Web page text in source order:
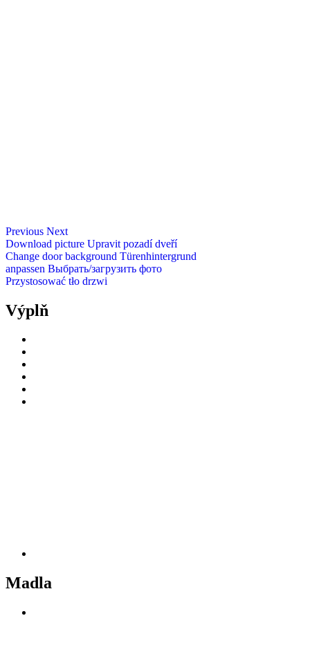
Previous Next
Download picture Upravit pozadí dveří
Change door background Türenhintergrund
anpassen Выбрать/загрузить фото
Przystosować tło drzwi
Výplň
Madla